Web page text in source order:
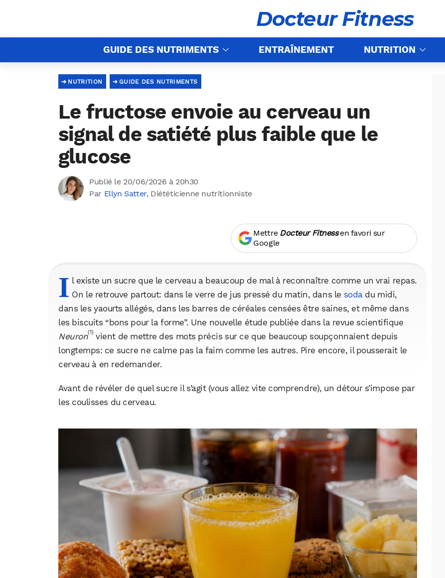
Docteur Fitness
GUIDE DES NUTRIMENTS ENTRAÎNEMENT NUTRITION
GUIDE DES NUTRIMENTS
NUTRITION
Le fructose envoie au cerveau un
signal de satiété plus faible que le
glucose
Publié le 20/06/2026 à 20h30
Par Ellyn Satter, Diététicienne nutritionniste
Mettre Docteur Fitnessen favori sur
Google
I l existe un sucre que le cerveau a beaucoup de mal à reconnaître comme un vrai repas.
On le retrouve partout: dans le verre de jus pressé du matin, dans le sodadu midi,
dans les yaourts allégés, dans les barres de céréales censées être saines, et même dans
les biscuits “bons pour la forme”. Une nouvelle étude publiée dans la revue scientifique
Neuron(1) vient de mettre des mots précis sur ce que beaucoup soupçonnaient depuis
longtemps: ce sucre ne calme pas la faim comme les autres. Pire encore, il pousserait le
cerveau à en redemander.
Avant de révéler de quel sucre il s’agit (vous allez vite comprendre), un détour s’impose par
les coulisses du cerveau.